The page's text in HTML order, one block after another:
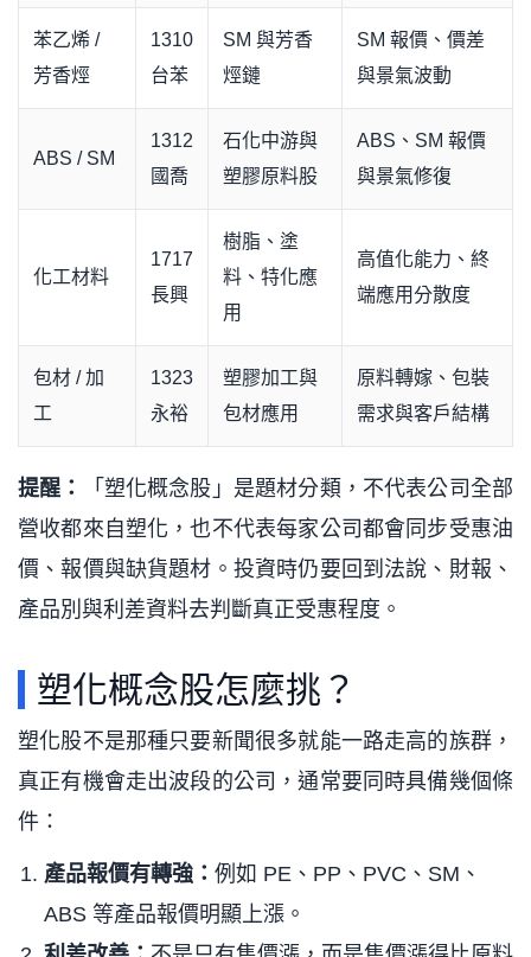
苯乙烯 /
芳香烴
1310
台苯
SM 與芳香
烴鏈
SM 報價、價差
與景氣波動
ABS / SM
1312
國喬
石化中游與
塑膠原料股
ABS、SM 報價
與景氣修復
化工材料
1717
長興
樹脂、塗
料、特化應
用
高值化能力、終
端應用分散度
包材 / 加
工
1323
永裕
塑膠加工與
包材應用
原料轉嫁、包裝
需求與客戶結構
提醒：
「塑化概念股」是題材分類，不代表公司全部
營收都來自塑化，也不代表每家公司都會同步受惠油
價、報價與缺貨題材。投資時仍要回到法說、財報、
產品別與利差資料去判斷真正受惠程度。
塑化概念股怎麼挑？
塑化股不是那種只要新聞很多就能一路走高的族群，
真正有機會走出波段的公司，通常要同時具備幾個條
件：
產品報價有轉強： 例如 PE、PP、PVC、SM、
ABS 等產品報價明顯上漲。